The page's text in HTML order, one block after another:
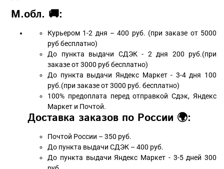
М.обл. 🚚:
Курьером 1-2 дня – 400 руб. (при заказе от 5000
руб бесплатно)
До пункта выдачи СДЭК - 2 дня 200 руб.(при
заказе от 3000 руб бесплатно)
До пункта выдачи Яндекс Маркет - 3-4 дня 100
руб.(при заказе от 3000 руб. бесплатно)
100% предоплата перед отправкой Сдэк, Яндекс
Маркет и Почтой.
Доставка заказов по России 🌍:
Почтой России – 350 руб.
До пункта выдачи СДЭК – 400 руб.
До пункта выдачи Яндекс Маркет - 3-5 дней 300